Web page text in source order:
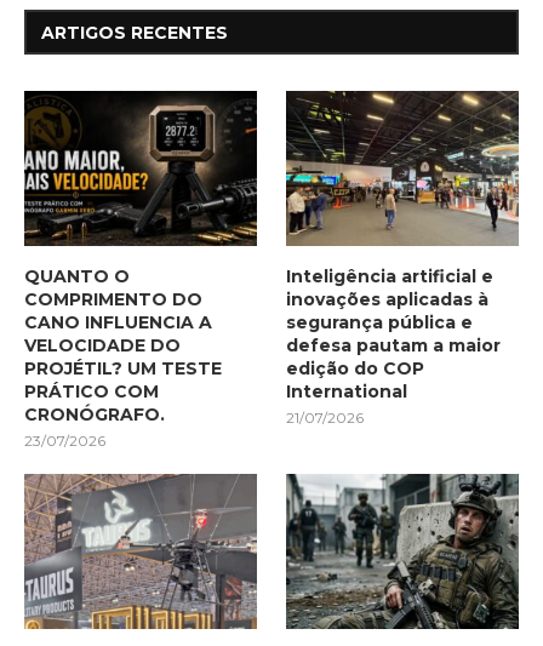
ARTIGOS RECENTES
QUANTO O
COMPRIMENTO DO
CANO INFLUENCIA A
VELOCIDADE DO
PROJÉTIL? UM TESTE
PRÁTICO COM
CRONÓGRAFO.
23/07/2026
Inteligência artificial e
inovações aplicadas à
segurança pública e
defesa pautam a maior
edição do COP
International
21/07/2026